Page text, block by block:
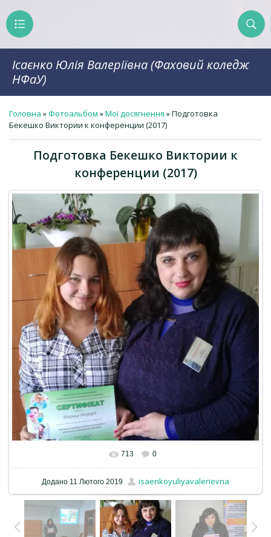
Ісаєнко Юлія Валеріївна (Фаховий коледж
НФаУ)
Головна »Фотоальбом »Мої досягнення » Подготовка
Бекешко Виктории к конференции (2017)
Подготовка Бекешко Виктории к
конференции (2017)
713 0
Додано 11 Лютого 2019 isaenkoyuliyavalerievna